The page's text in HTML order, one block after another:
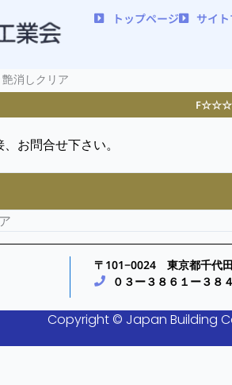
トップページ サイ
消しクリア
F☆☆☆☆
お問合せ下さい。
〒101−0024 東京都千代
０３ー３８６１ー３８
Copyright © Japan Building